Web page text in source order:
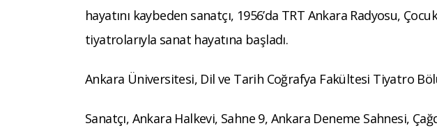
hayatını kaybeden sanatçı, 1956’da TRT Ankara Radyosu,
tiyatrolarıyla sanat hayatına başladı.
Ankara Üniversitesi, Dil ve Tarih Coğrafya Fakültesi Tiyatro
Sanatçı, Ankara Halkevi, Sahne 9, Ankara Deneme Sahnesi,